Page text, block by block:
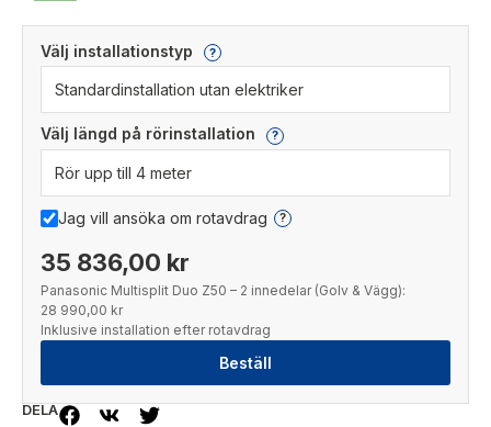
Välj installationstyp ?
Välj längd på rörinstallation ?
Jag vill ansöka om rotavdrag ?
35 836,00 kr
Panasonic Multisplit Duo Z50 – 2 innedelar (Golv & Vägg):
28 990,00 kr
Inklusive installation efter rotavdrag
Beställ
DELA